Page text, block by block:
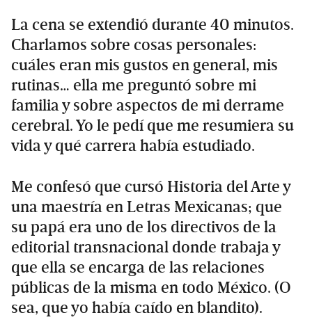
La cena se extendió durante 40 minutos.
Charlamos sobre cosas personales:
cuáles eran mis gustos en general, mis
rutinas… ella me preguntó sobre mi
familia y sobre aspectos de mi derrame
cerebral. Yo le pedí que me resumiera su
vida y qué carrera había estudiado.
Me confesó que cursó Historia del Arte y
una maestría en Letras Mexicanas; que
su papá era uno de los directivos de la
editorial transnacional donde trabaja y
que ella se encarga de las relaciones
públicas de la misma en todo México. (O
sea, que yo había caído en blandito).